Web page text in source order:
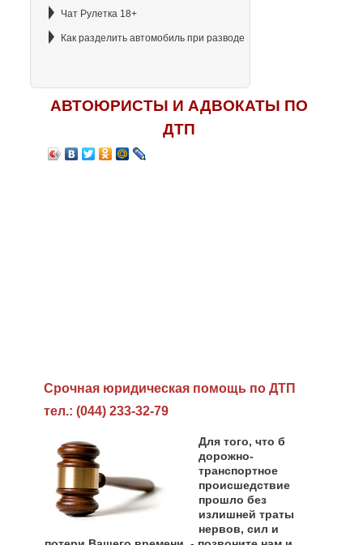
Чат Рулетка 18+
Как разделить автомобиль при разводе
АВТОЮРИСТЫ И АДВОКАТЫ ПО
ДТП
Cрочная юридическая помощь по ДТП
тел.: (044) 233-32-79
Для того, что б
дорожно-
транспортное
происшедствие
прошло без
излишней траты
нервов, сил и